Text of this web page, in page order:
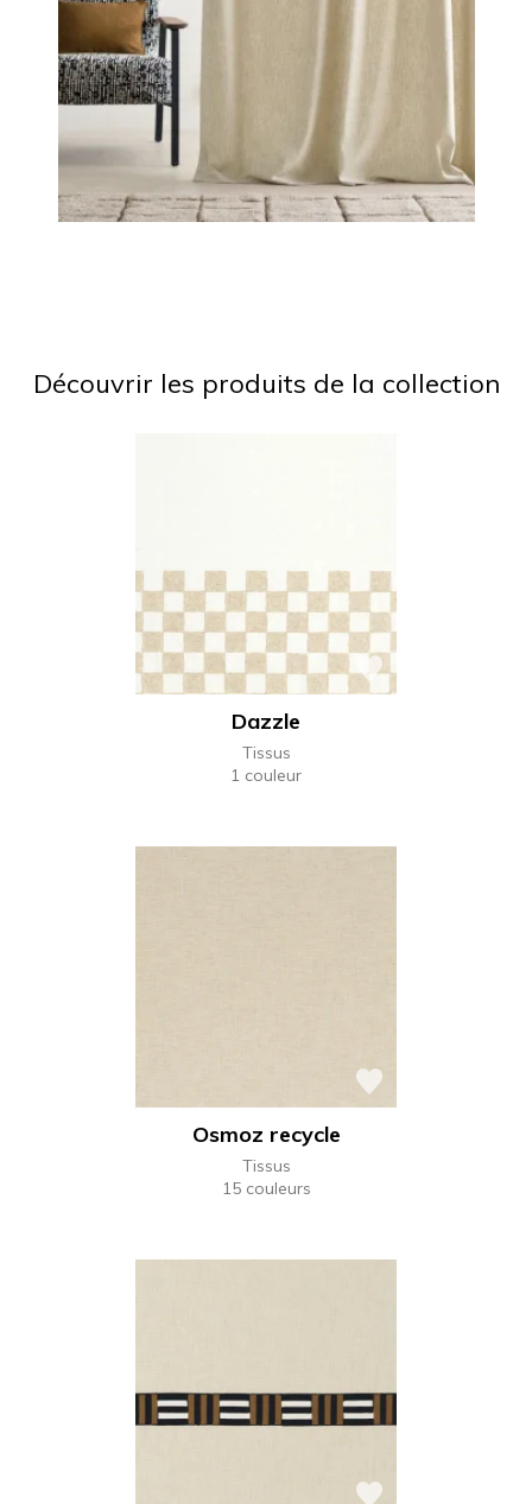
Découvrir les produits de la collection
Dazzle
Tissus
1 couleur
Osmoz recycle
Tissus
15 couleurs